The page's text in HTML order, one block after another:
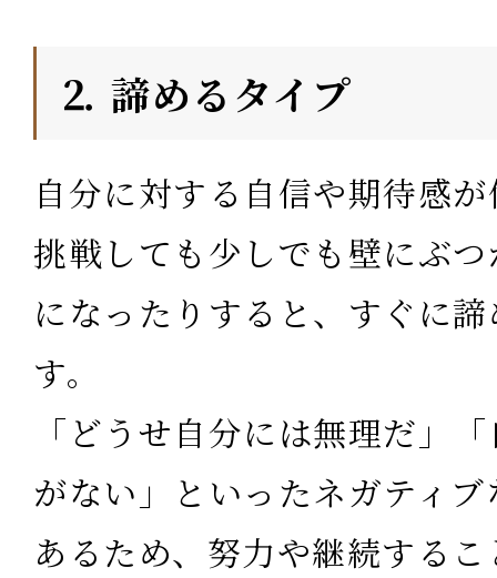
⒉ 諦めるタイプ
自分に対する自信や期待感
挑戦しても少しでも壁にぶ
になったりすると、すぐに
す。
「どうせ自分には無理だ」
がない」といったネガティ
あるため、努力や継続する